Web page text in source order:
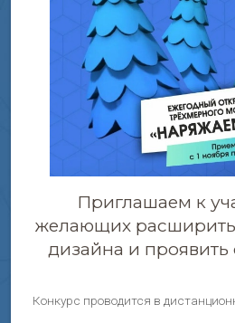
Приглашаем к
желающих расширить
дизайна и проявить
Конкурс проводится в